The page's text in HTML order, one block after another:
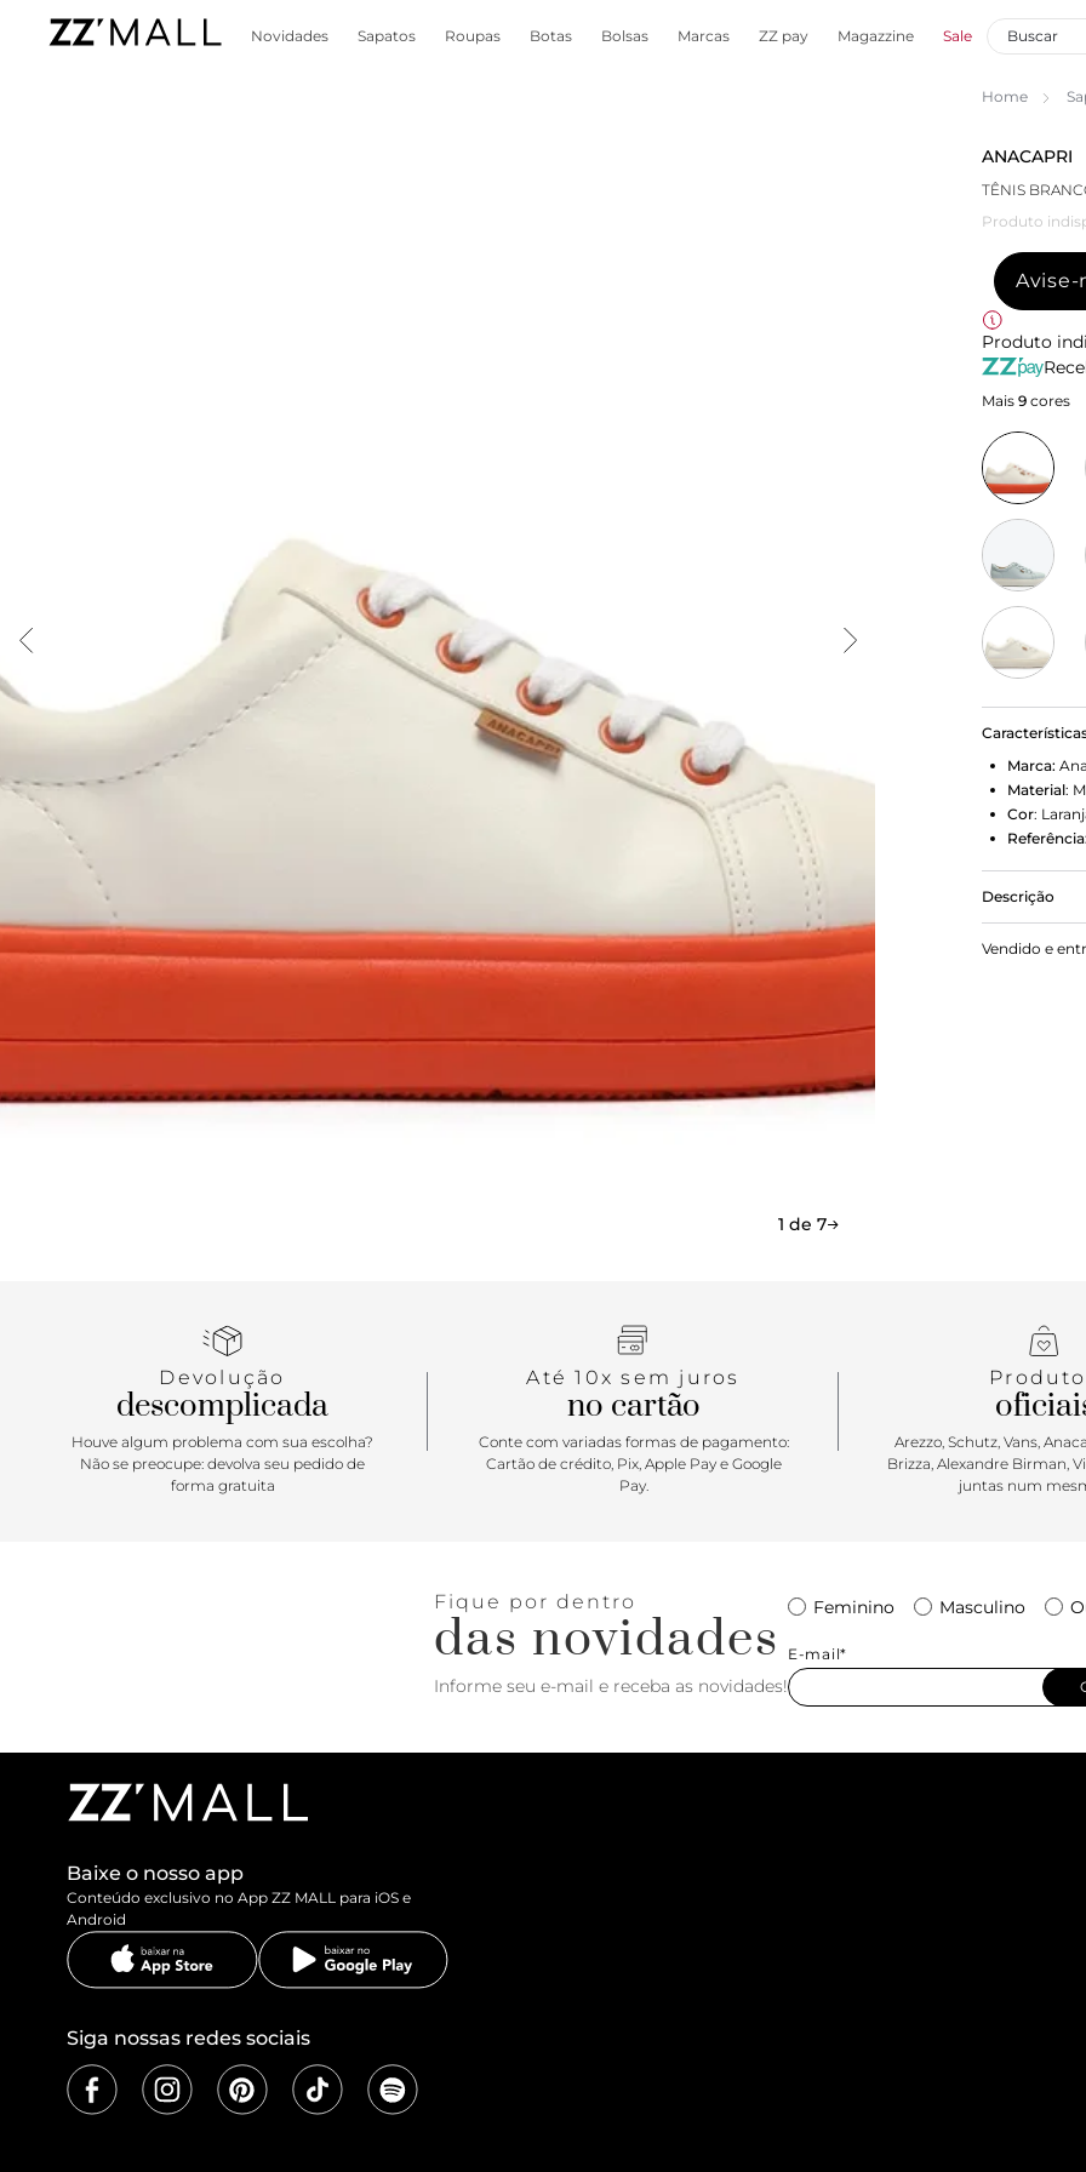
Novidades Sapatos Roupas Botas Bolsas Marcas ZZ pay Magazzine Sale
1 de 7
Home
ANACAPRI
TÊNIS
Produto
Avise-
Produto
Mais 9 cores
Marca:
Material:
Cor:
Referência:
Descrição
O sol
nossa
Vendido e
Devolução
descomplicada
Houve algum problema com sua escolha?
Não se preocupe: devolva seu pedido de
forma gratuita
Até 10x sem juros
no cartão
Conte com variadas formas de pagamento:
Cartão de crédito, Pix, Apple Pay e Google
Pay.
Arezzo, Schutz, Vans,
Brizza, Alexandre Birman,
juntas num
Fique por dentro
das novidades
Informe seu e-mail e receba as novidades!
Feminino Masculino
E-mail*
Baixe o nosso app
Conteúdo exclusivo no App ZZ MALL para iOS e
Android
Siga nossas redes sociais